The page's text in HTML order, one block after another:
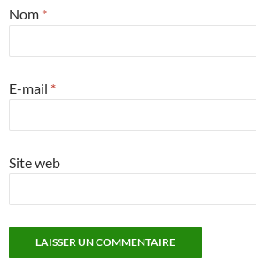
Nom *
E-mail *
Site web